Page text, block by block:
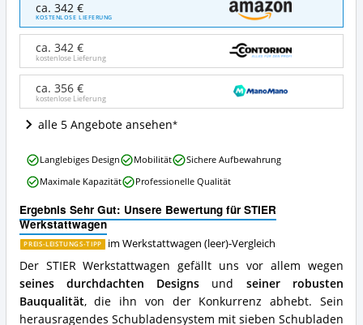
Werkstattwagen
Angebote:
dieser
Werkstattwagen
(leer)
erhältlich?
ca. 342 €
KOSTENLOSE LIEFERUNG
ca. 342 €
kostenlose Lieferung
ca. 356 €
kostenlose Lieferung
alle 5 Angebote ansehen
Ergebnis Sehr Gut: Unsere Bewertung für STIER
Werkstattwagen
PREIS-LEISTUNGS-TIPP im Werkstattwagen (leer)-Vergleich
Der STIER Werkstattwagen gefällt uns vor allem wegen
seines durchdachten Designs und seiner robusten
Bauqualität, die ihn von der Konkurrenz abhebt. Sein
herausragendes Schubladensystem mit sieben Schubladen
STIER
Werkstattwagen
Vorteile:
spricht
für
diesen
Werkstattwagen
(leer)?
Langlebiges Design Mobilität
Sichere Aufbewahrung
Maximale Kapazität
Professionelle Qualität